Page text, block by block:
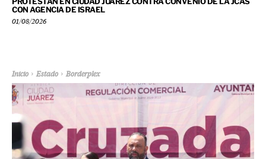
CON AGENCIA DE ISRAEL
01/08/2026